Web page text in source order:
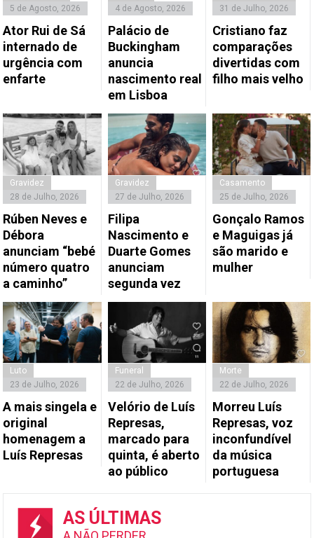
5 de Agosto, 2026
Ator Rui de Sá
internado de
urgência com
enfarte
4 de Agosto, 2026
Palácio de
Buckingham
anuncia
nascimento real
em Lisboa
31 de Julho, 2026
Cristiano faz
comparações
divertidas com
filho mais velho
Gravidez
28 de Julho, 2026
Rúben Neves e
Débora
anunciam “bebé
número quatro
a caminho”
Gravidez
27 de Julho, 2026
Filipa
Nascimento e
Duarte Gomes
anunciam
segunda vez
Casamento
25 de Julho, 2026
Gonçalo Ramos
e Maguigas já
são marido e
mulher
Luto
23 de Julho, 2026
A mais singela e
original
homenagem a
Luís Represas
Funeral
22 de Julho, 2026
Velório de Luís
Represas,
marcado para
quinta, é aberto
ao público
Morte
22 de Julho, 2026
Morreu Luís
Represas, voz
inconfundível
da música
portuguesa
AS ÚLTIMAS